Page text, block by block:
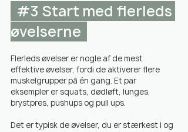
#3 Start med flerleds
øvelserne
Flerleds øvelser er nogle af de mest
effektive øvelser, fordi de aktiverer flere
muskelgrupper på én gang. Et par
eksempler er squats, dødløft, lunges,
brystpres, pushups og pull ups.
Det er typisk de øvelser, du er stærkest i og